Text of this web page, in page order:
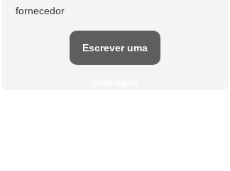
fornecedor
Escrever uma